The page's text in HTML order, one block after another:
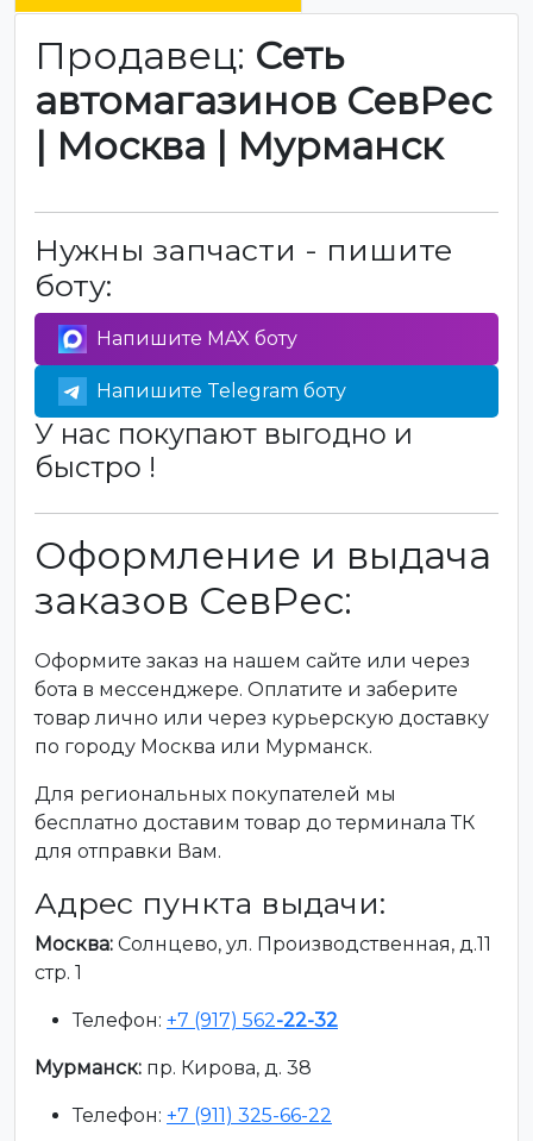
Продавец: Сеть
автомагазинов СевРес
| Москва | Мурманск
Нужны запчасти - пишите
боту:
Напишите MAX боту
Напишите Telegram боту
У нас покупают выгодно и
быстро !
Оформление и выдача
заказов СевРес:
Оформите заказ на нашем сайте или через
бота в мессенджере. Оплатите и заберите
товар лично или через курьерскую доставку
по городу Москва или Мурманск.
Для региональных покупателей мы
бесплатно доставим товар до терминала ТК
для отправки Вам.
Адрес пункта выдачи:
Москва: Солнцево, ул. Производственная, д.11
стр. 1
Телефон: +7 (917) 562-22-32
Мурманск: пр. Кирова, д. 38
Телефон: +7 (911) 325-66-22